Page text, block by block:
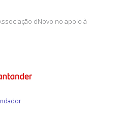
dNovo no apoio à